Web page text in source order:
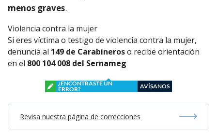
menos graves.
Violencia contra la mujer
Si eres víctima o testigo de violencia contra la mujer,
denuncia al 149 de Carabineroso recibe orientación
en el 800 104 008 del Sernameg
¿ENCONTRASTE UN
ERROR?
AVÍSANOS
Revisa nuestra página de correcciones